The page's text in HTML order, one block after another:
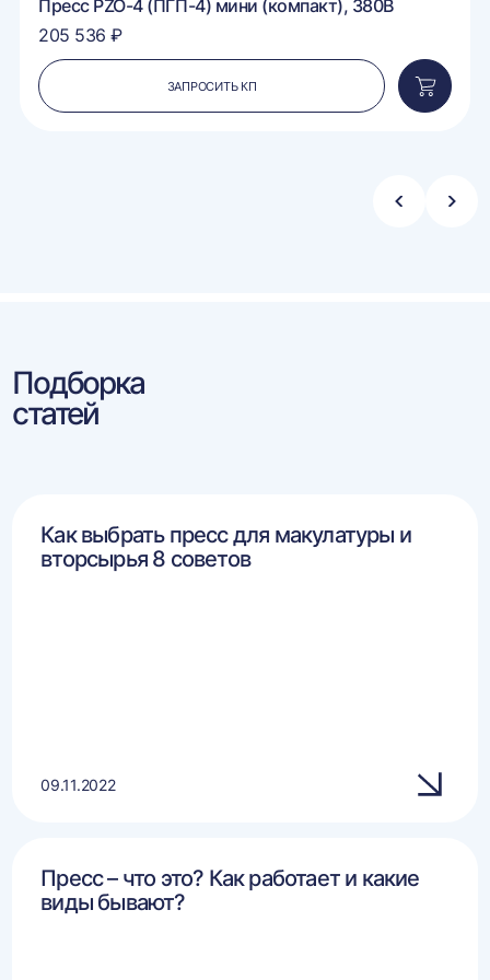
Пресс PZO-4 (ПГП-4) мини (компакт), 380В
205 536 ₽
ЗАПРОСИТЬ КП
в
Стрелка
Подборка
статей
Как выбрать пресс для макулатуры и
вторсырья 8 советов
09.11.2022
Пресс – что это? Как работает и какие
виды бывают?